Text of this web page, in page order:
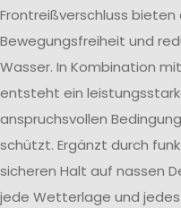
Frontreißverschluss bieten
Bewegungsfreiheit und
Wasser. In Kombination
entsteht ein
anspruchsvollen
schützt. Ergänzt durch
sicheren Halt auf nassen
jede Wetterlage und